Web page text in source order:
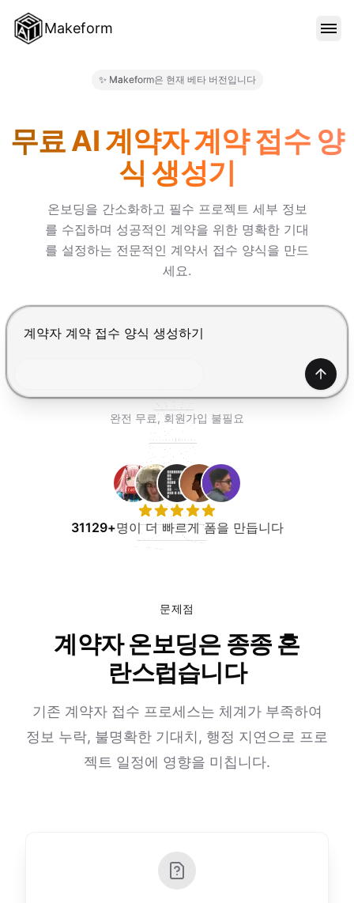
Makeform
가격
로그인
✨ Makeform은 현재 베타 버전입니다
무료 AI 계약자 계약 접수 양
식 생성기
온보딩을 간소화하고 필수 프로젝트 세부 정보
를 수집하며 성공적인 계약을 위한 명확한 기대
를 설정하는 전문적인 계약서 접수 양식을 만드
세요.
Enter를 눌러 제출, Shift+Enter로 줄바꿈 추가
생성
완전 무료, 회원가입 불필요
31129+명이 더 빠르게 폼을 만듭니다
문제점
계약자 온보딩은 종종 혼
란스럽습니다
기존 계약자 접수 프로세스는 체계가 부족하여
정보 누락, 불명확한 기대치, 행정 지연으로 프로
젝트 일정에 영향을 미칩니다.